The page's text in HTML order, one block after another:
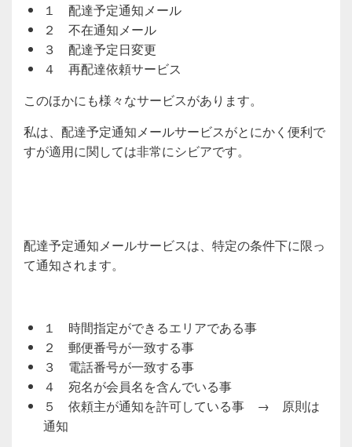
１ 配達予定通知メール
２ 不在通知メール
３ 配達予定日変更
４ 再配達依頼サービス
このほかにも様々なサービスがあります。
私は、配達予定通知メールサービスがとにかく便利で
すが適用に関しては非常にシビアです。
配達予定通知メールサービスは、特定の条件下に限っ
て通知されます。
１ 時間指定ができるエリアである事
２ 郵便番号が一致する事
３ 電話番号が一致する事
４ 宛名が会員名を含んでいる事
５ 依頼主が通知を許可している事 → 原則は
通知